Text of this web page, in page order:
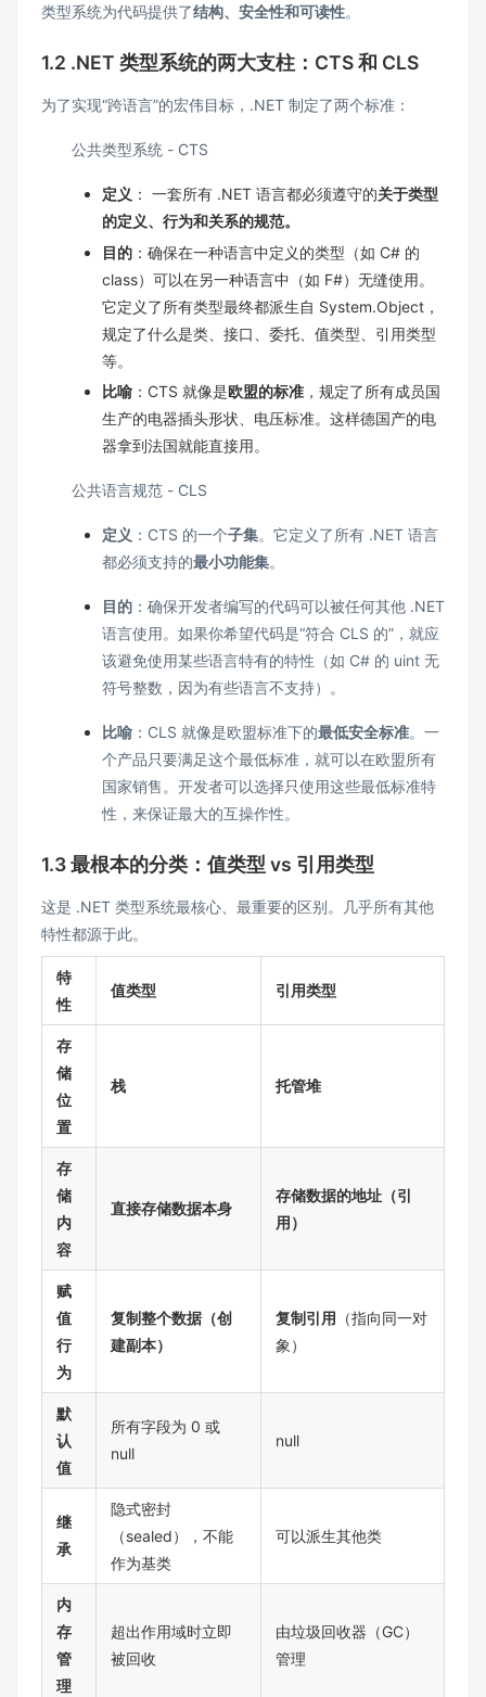
类型系统为代码提供了结构、安全性和可读性。
1.2 .NET 类型系统的两大支柱：CTS 和 CLS
为了实现“跨语言”的宏伟目标，.NET 制定了两个标准：
公共类型系统 - CTS
定义 ： 一套所有 .NET 语言都必须遵守的关于类型
的定义、行为和关系的规范。
目的 ：确保在一种语言中定义的类型（如 C# 的
class）可以在另一种语言中（如 F#）无缝使用。
它定义了所有类型最终都派生自 System.Object，
规定了什么是类、接口、委托、值类型、引用类型
等。
比喻 ：CTS 就像是欧盟的标准 ，规定了所有成员国
生产的电器插头形状、电压标准。这样德国产的电
器拿到法国就能直接用。
公共语言规范 - CLS
定义 ：CTS 的一个子集。它定义了所有 .NET 语言
都必须支持的最小功能集。
目的 ：确保开发者编写的代码可以被任何其他 .NET
语言使用。如果你希望代码是“符合 CLS 的”，就应
该避免使用某些语言特有的特性（如 C# 的 uint 无
符号整数，因为有些语言不支持）。
比喻 ：CLS 就像是欧盟标准下的最低安全标准。一
个产品只要满足这个最低标准，就可以在欧盟所有
国家销售。开发者可以选择只使用这些最低标准特
性，来保证最大的互操作性。
1.3 最根本的分类：值类型 vs 引用类型
这是 .NET 类型系统最核心、最重要的区别。几乎所有其他
特性都源于此。
特
性
值类型 引用类型
存
储
位
置
栈 托管堆
存
储
内
容
直接存储数据本身
存储数据的地址（引
用）
赋
值
行
为
复制整个数据（创
建副本）
复制引用 （指向同一对
象）
默
认
值
所有字段为 0 或
null
null
继
承
隐式密封
（sealed），不能
作为基类
可以派生其他类
内
存
管
理
超出作用域时立即
被回收
由垃圾回收器（GC）
管理